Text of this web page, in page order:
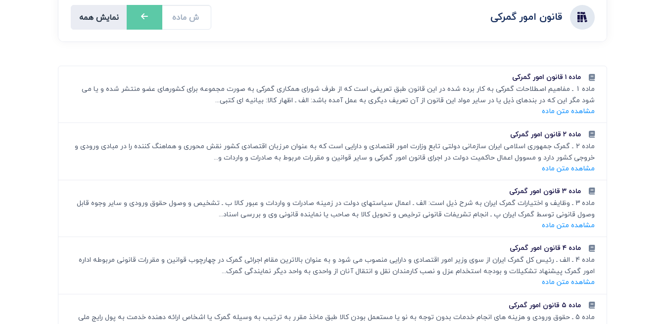
قانون امور گمرکی نمایش همه
ماده ۱ قانون امور گمرکی
ماده 1 ـ مفاهیم اصطلاحات گمرکی به کار برده شده در این قانون طبق تعریفی است که از طرف شورای همکاری گمرکی به صورت مجموعه برای کشورهای عضو منتشر شده و یا می
شود مگر این که در بندهای ذیل یا در سایر مواد این قانون از آن تعریف دیگری به عمل آمده باشد: الف ـ اظهار کالا: بیانیه ای کتبی...
مشاهده متن ماده
ماده ۲ قانون امور گمرکی
ماده 2 ـ گمرک جمهوری اسلامی ایران سازمانی دولتی تابع وزارت امور اقتصادی و دارایی است که به عنوان مرزبان اقتصادی کشور نقش محوری و هماهنگ کننده را در مبادی ورودی و
خروجی کشور دارد و مسوول اعمال حاکمیت دولت در اجرای قانون امور گمرکی و سایر قوانین و مقررات مربوط به صادرات و واردات و...
مشاهده متن ماده
ماده ۳ قانون امور گمرکی
ماده 3 ـ وظایف و اختیارات گمرک ایران به شرح ذیل است: الف ـ اعمال سیاستهای دولت در زمینه صادرات و واردات و عبور کالا ب ـ تشخیص و وصول حقوق ورودی و سایر وجوه قابل
وصول قانونی توسط گمرک ایران پ ـ انجام تشریفات قانونی ترخیص و تحویل کالا به صاحب یا نماینده قانونی وی و بررسی اسناد...
مشاهده متن ماده
ماده ۴ قانون امور گمرکی
ماده 4 ـ الف ـ رئیس کل گمرک ایران از سوی وزیر امور اقتصادی و دارایی منصوب می شود و به عنوان بالاترین مقام اجرائی گمرک در چهارچوب قوانین و مقررات قانونی مربوطه اداره
امور گمرک پیشنهاد تشکیلات و بودجه استخدام عزل و نصب کارمندان نقل و انتقال آنان از واحدی به واحد دیگر نمایندگی گمرک...
مشاهده متن ماده
ماده ۵ قانون امور گمرکی
ماده 5 ـ حقوق ورودی و هزینه های انجام خدمات بدون توجه به نو یا مستعمل بودن کالا طبق ماخذ مقرر به ترتیب به وسیله گمرک یا اشخاص ارائه دهنده خدمت به پول رایج ملی